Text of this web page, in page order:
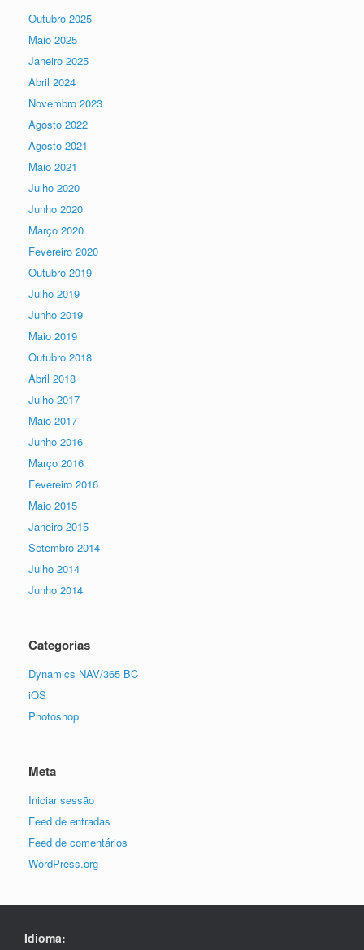
Outubro 2025
Maio 2025
Janeiro 2025
Abril 2024
Novembro 2023
Agosto 2022
Agosto 2021
Maio 2021
Julho 2020
Junho 2020
Março 2020
Fevereiro 2020
Outubro 2019
Julho 2019
Junho 2019
Maio 2019
Outubro 2018
Abril 2018
Julho 2017
Maio 2017
Junho 2016
Março 2016
Fevereiro 2016
Maio 2015
Janeiro 2015
Setembro 2014
Julho 2014
Junho 2014
Categorias
Dynamics NAV/365 BC
iOS
Photoshop
Meta
Iniciar sessão
Feed de entradas
Feed de comentários
WordPress.org
Idioma: